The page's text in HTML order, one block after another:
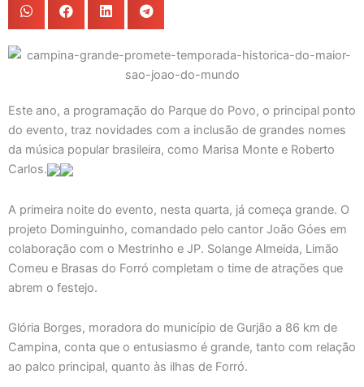
Este ano, a programação do Parque do Povo, o principal ponto
do evento, traz novidades com a inclusão de grandes nomes
da música popular brasileira, como Marisa Monte e Roberto
Carlos.
A primeira noite do evento, nesta quarta, já começa grande. O
projeto Dominguinho, comandado pelo cantor João Góes em
colaboração com o Mestrinho e JP. Solange Almeida, Limão
Comeu e Brasas do Forró completam o time de atrações que
abrem o festejo.
Glória Borges, moradora do município de Gurjão a 86 km de
Campina, conta que o entusiasmo é grande, tanto com relação
ao palco principal, quanto às ilhas de Forró.